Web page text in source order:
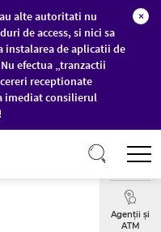
alte autoritati nu
de access, si nici sa
instalarea de aplicatii de
efectua „tranzactii
receptionate
imediat consilierul
×
Curs
Agenții și
ATM